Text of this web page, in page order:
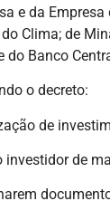
e da
Clima; de
do Banco
o decreto:
de
de